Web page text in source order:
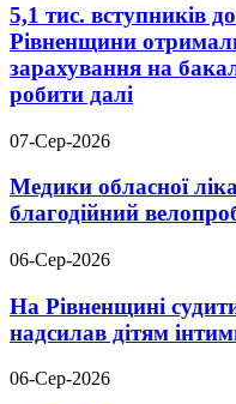
5,1 тис. вступників
Рівненщини
зарахування на
робити далі
07-Сер-2026
Медики обласної
благодійний
06-Сер-2026
На Рівненщині
надсилав дітям
06-Сер-2026